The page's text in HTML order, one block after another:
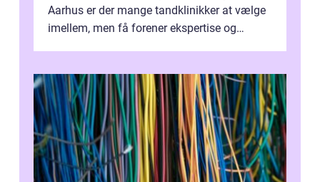
Aarhus er der mange tandklinikker at vælge
imellem, men få forener ekspertise og